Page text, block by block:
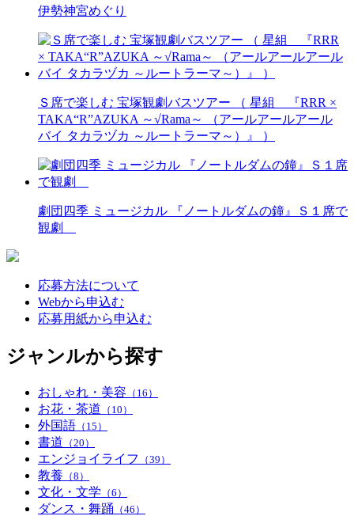
伊勢神宮めぐり
Ｓ席で楽しむ 宝塚観劇バスツアー （ 星組 『RRR ×
TAKA“R”AZUKA ～√Rama～ （アールアールアール
バイ タカラヅカ ～ルートラーマ～）』 ）
劇団四季 ミュージカル 『ノートルダムの鐘』Ｓ１席で
観劇
応募方法について
Webから申込む
応募用紙から申込む
ジャンルから探す
おしゃれ・美容 （16）
お花・茶道 （10）
外国語 （15）
書道 （20）
エンジョイライフ （39）
教養 （8）
文化・文学 （6）
ダンス・舞踊 （46）